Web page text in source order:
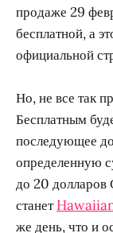
продаже 29
бесплатной, а
официальной
Но, не все так
Бесплатным
последующее
определенную
до 20
станет
же день, что и